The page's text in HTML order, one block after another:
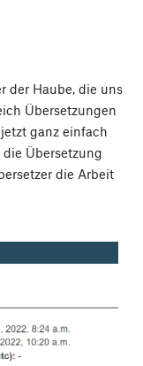
der Haube, die uns
Übersetzungen
ganz einfach
Übersetzung
die Arbeit